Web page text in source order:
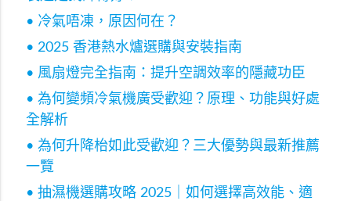
• 冷氣唔凍，原因何在？
• 2025 香港熱水爐選購與安裝指南
• 風扇燈完全指南：提升空調效率的隱藏功臣
• 為何變頻冷氣機廣受歡迎？原理、功能與好處
全解析
• 為何升降枱如此受歡迎？三大優勢與最新推薦
一覽
• 抽濕機選購攻略 2025｜如何選擇高效能、適